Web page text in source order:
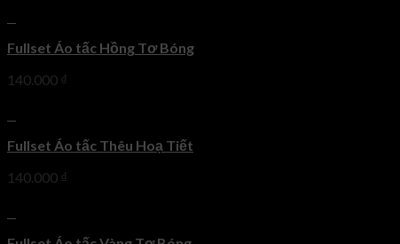
Fullset Áo tấc Hồng Tơ Bóng
140.000 ₫
Fullset Áo tấc Thêu Hoạ Tiết
140.000 ₫